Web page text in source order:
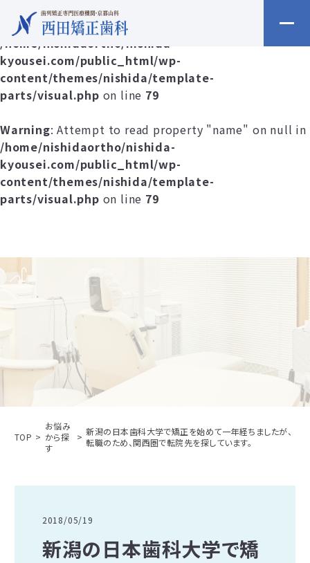
Warning: Undefined array key 0 in
/home/nishidaortho/nishida-
kyousei.com/public_html/wp-
content/themes/nishida/template-
parts/visual.php on line 79
Warning: Attempt to read property "name" on null in
/home/nishidaortho/nishida-
kyousei.com/public_html/wp-
content/themes/nishida/template-
parts/visual.php on line 79
TOP
お悩み
から探
す
新潟の日本歯科大学で矯正を始めて一年経ちましたが、
転職のため、関西圏で転院先を探しています。
2018/05/19
新潟の日本歯科大学で矯